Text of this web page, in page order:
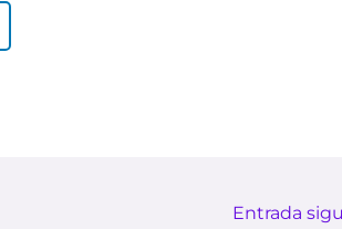
Entrada